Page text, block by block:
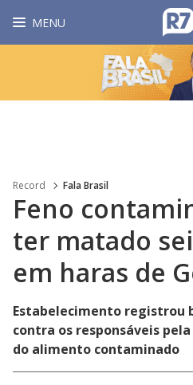
MENU
Record Fala Brasil
Feno
ter matado
em haras de
Estabelecimento registrou
contra os responsáveis
do alimento contaminado